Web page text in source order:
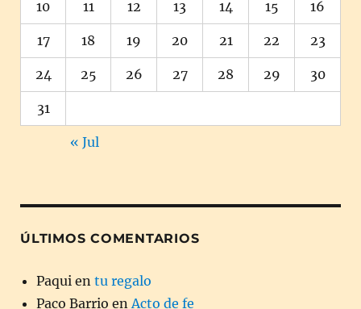
10 11 12 13 14 15 16
17 18 19 20 21 22 23
24 25 26 27 28 29 30
31
« Jul
ÚLTIMOS COMENTARIOS
Paqui en tu regalo
Paco Barrio en Acto de fe